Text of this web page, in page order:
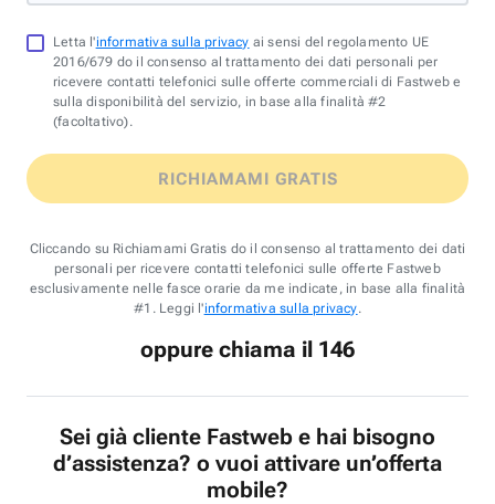
Letta l'informativa sulla privacy ai sensi del regolamento UE
2016/679 do il consenso al trattamento dei dati personali per
ricevere contatti telefonici sulle offerte commerciali di Fastweb e
sulla disponibilità del servizio, in base alla finalità #2
(facoltativo).
RICHIAMAMI GRATIS
Cliccando su Richiamami Gratis do il consenso al trattamento dei dati
personali per ricevere contatti telefonici sulle offerte Fastweb
esclusivamente nelle fasce orarie da me indicate, in base alla finalità
#1. Leggi l'informativa sulla privacy.
oppure chiama il 146
Sei già cliente Fastweb e hai bisogno
d’assistenza? o vuoi attivare un’offerta
mobile?